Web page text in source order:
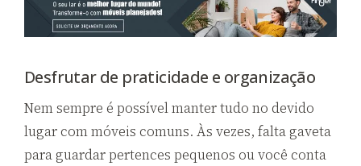
Desfrutar de praticidade e organização
Nem sempre é possível manter tudo no devido
lugar com móveis comuns. Às vezes, falta gaveta
para guardar pertences pequenos ou você conta